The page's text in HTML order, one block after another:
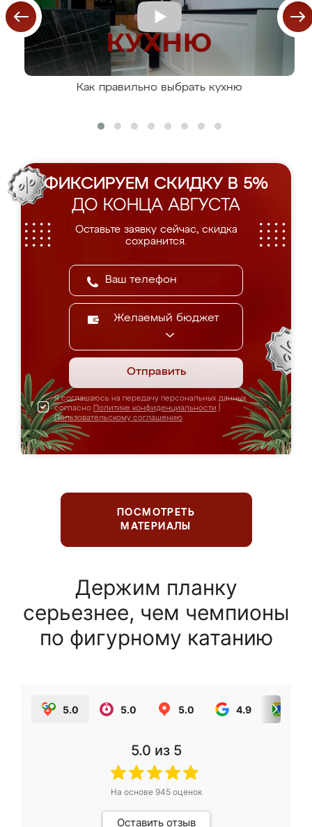
Как правильно выбрать кухню
ФИКСИРУЕМ СКИДКУ В 5%
ДО КОНЦА АВГУСТА
Оставьте заявку сейчас, скидка
сохранится.
Желаемый бюджет
Отправить
Я соглашаюсь на передачу персональных данных
согласно Политике конфиденциальности
Пользовательскому соглашению
ПОСМОТРЕТЬ
МАТЕРИАЛЫ
Держим планку
серьезнее, чем чемпионы
по фигурному катанию
5.0 5.0 5.0 4.9
5.0 из 5
На основе 945оценок
Оставить отзыв